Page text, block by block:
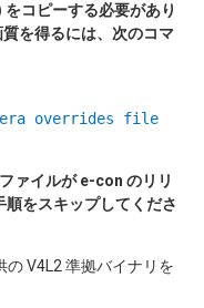
コピーする必要があり
を得るには、次のコマ
overrides file
ァイルが e-con のリリ
をスキップしてくださ
の V4L2 準拠バイナリを